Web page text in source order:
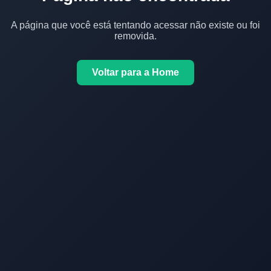
A página que você está tentando acessar não existe ou foi
removida.
Voltar para a Home